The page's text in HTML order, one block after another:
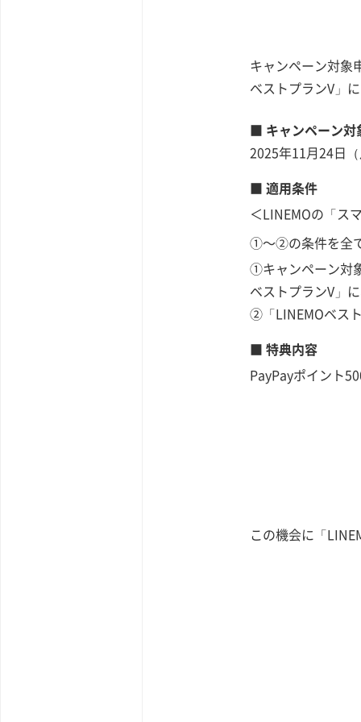
キャンペーン対象
ベストプランV」
■ キャンペーン対
2025年11月24日
■ 適用条件
＜LINEMOの「ス
①～②の条件を全
①キャンペーン対
ベストプランV」
②「LINEMOベス
■ 特典内容
PayPayポイント
この機会に「